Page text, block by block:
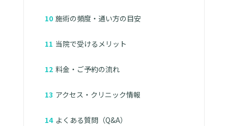
施術の頻度・通い方の目安
当院で受けるメリット
料金・ご予約の流れ
アクセス・クリニック情報
よくある質問（Q&A）